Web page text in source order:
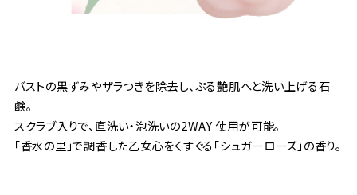
バストの黒ずみやザラつきを除去し、ぷる艶肌へと洗い上げる石
鹸。
スクラブ入りで、直洗い・泡洗いの2WAY 使用が可能。
「香水の里」で調香した乙女心をくすぐる「シュガーローズ」の香り。